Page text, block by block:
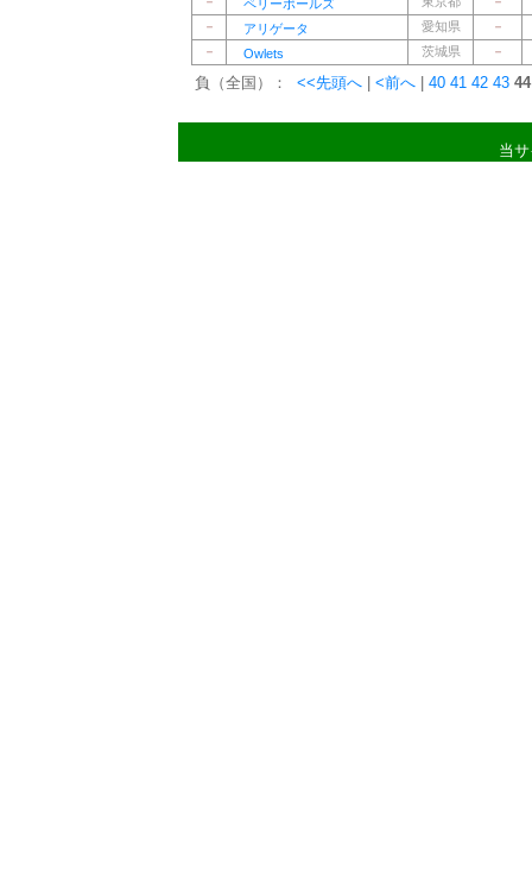
ペリーボールズ
－
アリゲータ 愛知県
－
－
Owlets 茨城県 －
負（全国）： <<先頭へ <前へ 40 41 42 43 44
当